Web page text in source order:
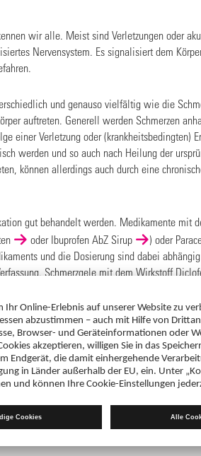
wir alle. Meist sind Verletzungen oder
Nervensystem. Es signalisiert dem
und genauso vielfältig wie die
auftreten. Generell werden Schmerzen
einer Verletzung oder (krankheitsbedingten)
werden und so auch nach Heilung der
können allerdings auch durch eine
gut behandelt werden. Medikamente mit
oder Ibuprofen AbZ Sirup ) oder
und die Dosierung sind dabei
Schmerzgele mit dem Wirkstoff
bei akuten Zerrungen, Prellungen und